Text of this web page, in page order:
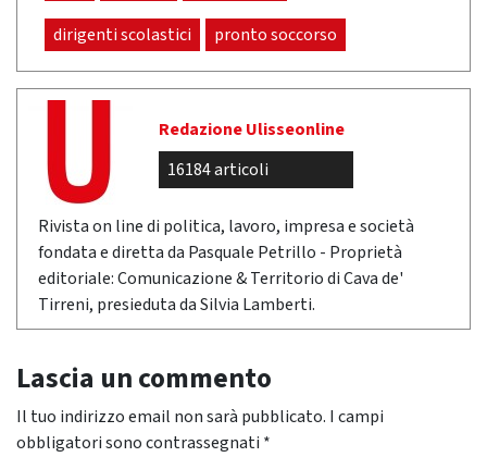
dirigenti scolastici pronto soccorso
Redazione Ulisseonline
16184 articoli
Rivista on line di politica, lavoro, impresa e società
fondata e diretta da Pasquale Petrillo - Proprietà
editoriale: Comunicazione & Territorio di Cava de'
Tirreni, presieduta da Silvia Lamberti.
Lascia un commento
Il tuo indirizzo email non sarà pubblicato. I campi
obbligatori sono contrassegnati *